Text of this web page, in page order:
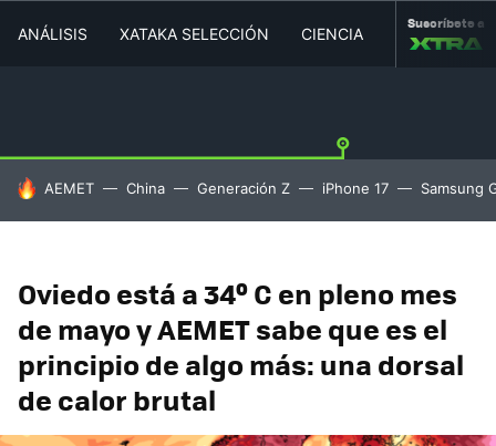
ANÁLISIS XATAKA SELECCIÓN CIENCIA MOVILIDAD
Suscríbete a
HOY SE HABLA DE
AEMET China Generación Z iPhone 17 Samsung
Oviedo está a 34º C en pleno mes
de mayo y AEMET sabe que es el
principio de algo más: una dorsal
de calor brutal